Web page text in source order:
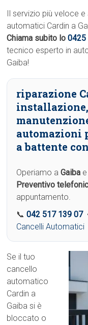
Il servizio più veloce
automatici Cardin a
Chiama subito lo0425
tecnico esperto in
Gaiba!
riparazione
automazioni
a battente
Operiamo aGaiba
Preventivo
appuntamento.
📞042 517 139 07
Cancelli Automatici
Se il tuo
cancello
automatico
Cardin a
Gaiba si è
bloccato o